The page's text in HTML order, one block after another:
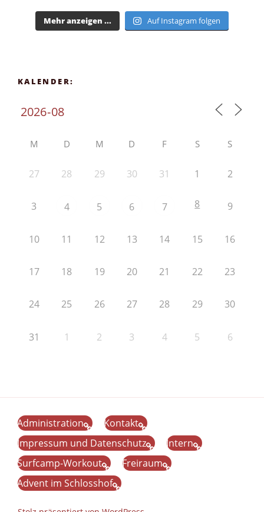
Mehr anzeigen ... Auf Instagram folgen
KALENDER:
M D M D F S S
27 28 29 30 31 1 2
3 4 5 6 7 8 9
10 11 12 13 14 15 16
17 18 19 20 21 22 23
24 25 26 27 28 29 30
31 1 2 3 4 5 6
Administration
Kontakt
Impressum und Datenschutz
Intern
Surfcamp-Workout
Freiraum
Advent im Schlosshof